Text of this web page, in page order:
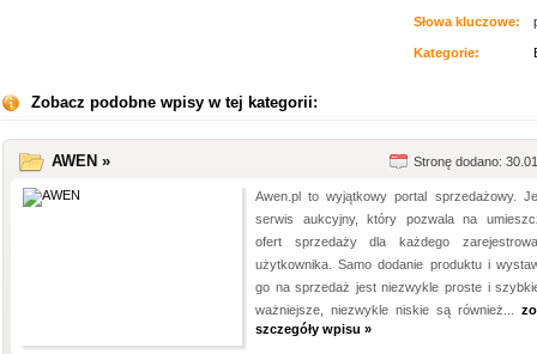
Słowa kluczowe:
Kategorie:
Zobacz podobne wpisy w tej kategorii:
AWEN » Stronę dodano:
Awen.pl to wyjątkowy portal sprzedażowy.
serwis aukcyjny, który pozwala na
ofert sprzedaży dla każdego
użytkownika. Samo dodanie produktu i
go na sprzedaż jest niezwykle proste i
ważniejsze, niezwykle niskie są również...
szczegóły wpisu »